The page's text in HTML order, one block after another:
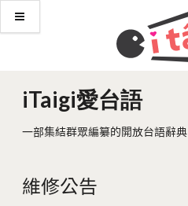
iTaigi愛台語
一部集結群眾編纂的開放台語辭典
維修公告